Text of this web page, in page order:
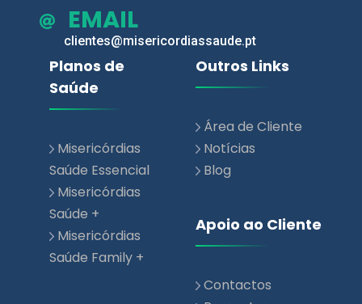
EMAIL
clientes@misericordiassaude.pt
Planos de
Saúde
Misericórdias
Saúde Essencial
Misericórdias
Saúde +
Misericórdias
Saúde Family +
Outros Links
Área de Cliente
Notícias
Blog
Apoio ao Cliente
Contactos